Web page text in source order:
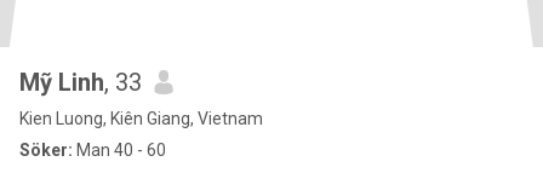
Mỹ Linh, 33
Kien Luong, Kiên Giang, Vietnam
Söker: Man 40 - 60